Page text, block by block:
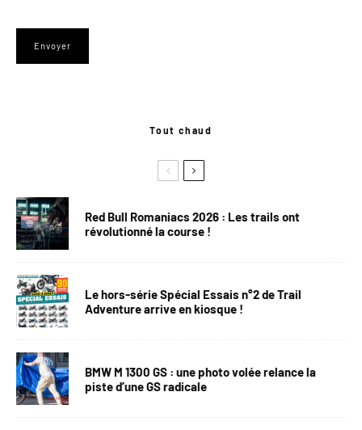
Tout chaud
Red Bull Romaniacs 2026 : Les trails ont
révolutionné la course !
Le hors-série Spécial Essais n°2 de Trail
Adventure arrive en kiosque !
BMW M 1300 GS : une photo volée relance la
piste d’une GS radicale